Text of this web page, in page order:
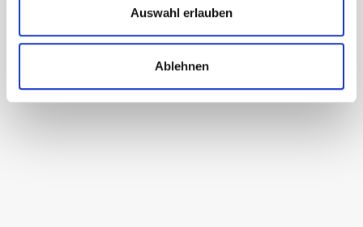
Auswahl erlauben
Ablehnen